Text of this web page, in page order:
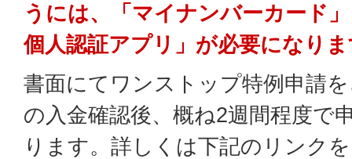
うには、「マイナンバーカード
個人認証アプリ」が必要になり
書面にてワンストップ特例申請
の入金確認後、概ね2週間程度で
ります。詳しくは下記のリンク